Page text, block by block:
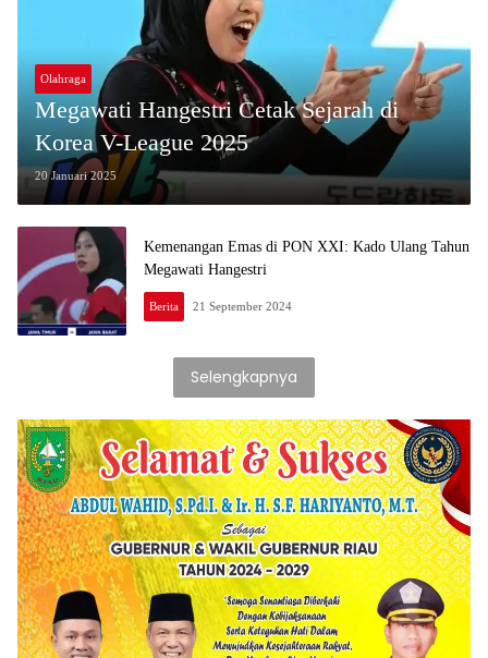
Olahraga
Megawati Hangestri Cetak Sejarah di
Korea V-League 2025
20 Januari 2025
Kemenangan Emas di PON XXI: Kado Ulang Tahun
Megawati Hangestri
Berita 21 September 2024
Selengkapnya